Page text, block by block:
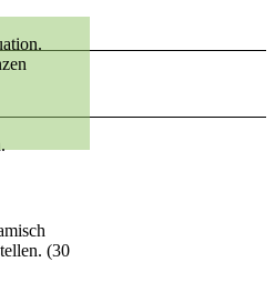
(30